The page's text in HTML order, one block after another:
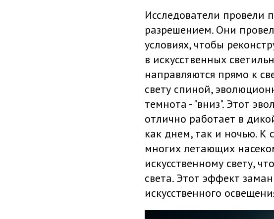
Исследователи провели
разрешением. Они
условиях, чтобы
в искусственных
направляются прямо к
свету спиной,
темнота - "вниз". Этот
отлично работает в
как днем, так и ночью. К
многих летающих
искусственному свету,
света. Этот эффект
искусственного